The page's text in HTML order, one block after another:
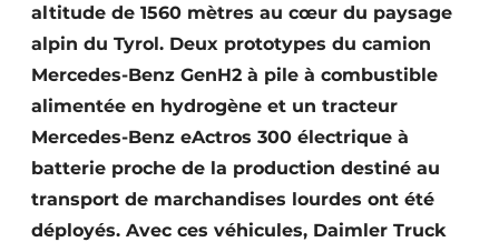
altitude de 1560 mètres au cœur du paysage
alpin du Tyrol. Deux prototypes du camion
Mercedes-Benz GenH2 à pile à combustible
alimentée en hydrogène et un tracteur
Mercedes-Benz eActros 300 électrique à
batterie proche de la production destiné au
transport de marchandises lourdes ont été
déployés. Avec ces véhicules, Daimler Truck